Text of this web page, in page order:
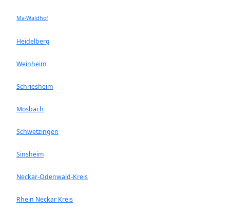
Ma-Waldhof
Heidelberg
Weinheim
Schriesheim
Mosbach
Schwetzingen
Sinsheim
Neckar-Odenwald-Kreis
Rhein Neckar Kreis